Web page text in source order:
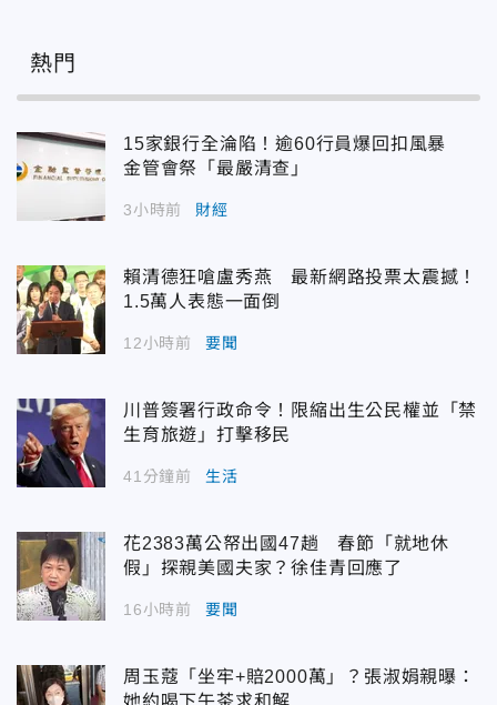
熱門
15家銀行全淪陷！逾60行員爆回扣風暴
金管會祭「最嚴清查」
3小時前 財經
賴清德狂嗆盧秀燕 最新網路投票太震撼！
1.5萬人表態一面倒
12小時前 要聞
川普簽署行政命令！限縮出生公民權並「禁
生育旅遊」打擊移民
41分鐘前 生活
花2383萬公帑出國47趟 春節「就地休
假」探親美國夫家？徐佳青回應了
16小時前 要聞
周玉蔻「坐牢+賠2000萬」？張淑娟親曝：
她約喝下午茶求和解